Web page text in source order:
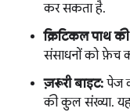
कर सकता है.
क्रिटिकल पाथ
संसाधनों को फ़ेच
ज़रूरी बाइट: पेज
की कुल संख्या. यह